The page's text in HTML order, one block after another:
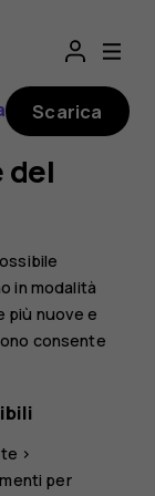
Scarica
del
in modalità
più nuove e
consente
>
per